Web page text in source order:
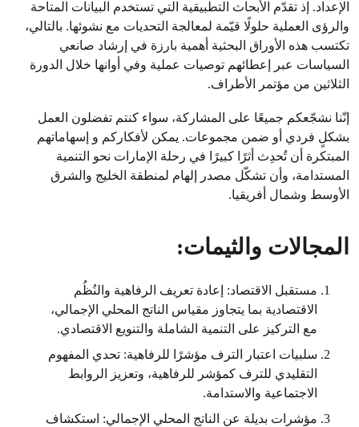
الإعداد. إذ تقدّم الأبحاث التطبيقية التي تستخدم البيانات المتاحة
والرؤى العملية حلولًا قيّمة لمعالجة التحديات مع نشوئها. بالتالي،
تكتسب هذه الأوراق البحثية أهمية بارزة في إرشاد صانعي
السياسات عبر إعطائهم توصيات عملية وفي أوانها خلال الدورة
الثلاثين من مؤتمر الأطراف.
إنّنا نشجّعكم جميعًا على المشاركة، سواء كنتم تفضلون العمل
بشكلٍ فردي أو ضمن مجموعات. يمكن لأفكاركم و إسهاماتهم
المبتكرة أن تُحدِث أثرًا كبيرًا في رحلة الإمارات نحو التنمية
المستدامة، وأن تشكّل مصدر إلهام لمنطقة الخليج والشرق
الأوسط وشمال أفريقيا.
المجالات والثيمات:
مستقبل الاقتصاد: إعادة تعريف الرفاهية والنُظُم
الاقتصادية بما يتجاوز مقياس الناتج المحلي الإجمالي،
مع التركيز على التنمية الشاملة والتنويع الاقتصادي.
سلبيات اعتبار الترف مؤشرًا للرفاهية: تحدي المفهوم
التقليدي للترف كمؤشر للرفاهية، وتعزيز الروابط
الاجتماعية والاستدامة.
مؤشرات بديلة عن الناتج المحلي الإجمالي: استكشاف